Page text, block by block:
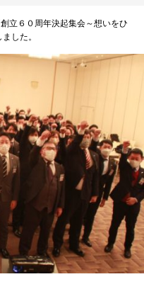
立６０周年決起集会～想いをひ
した。